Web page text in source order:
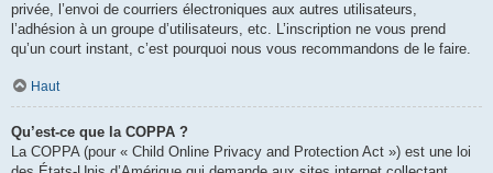
privée, l’envoi de courriers électroniques aux autres utilisateurs,
l’adhésion à un groupe d’utilisateurs, etc. L’inscription ne vous prend
qu’un court instant, c’est pourquoi nous vous recommandons de le faire.
Haut
Qu’est-ce que la COPPA ?
La COPPA (pour « Child Online Privacy and Protection Act ») est une loi